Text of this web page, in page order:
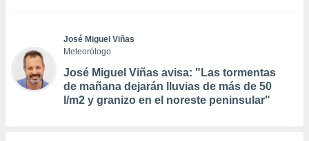
José Miguel Viñas
Meteorólogo
José Miguel Viñas avisa: "Las tormentas
de mañana dejarán lluvias de más de 50
l/m2 y granizo en el noreste peninsular"